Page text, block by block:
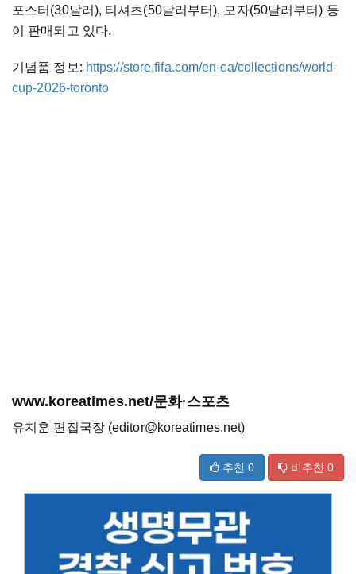
포스터(30달러), 티셔츠(50달러부터), 모자(50달러부터) 등
이 판매되고 있다.
기념품 정보: https://store.fifa.com/en-ca/collections/world-
cup-2026-toronto
www.koreatimes.net/문화·스포츠
유지훈 편집국장 (editor@koreatimes.net)
추천 0 비추천 0